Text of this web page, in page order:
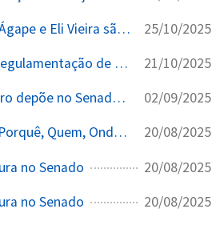
Jornalistas David Ágape e Eli Vieira são alvo de queixa-crime no STF por revelações da Vaza Toga 25/10/2025
TSE aprova nova regulamentação de conteúdo eleitoral nas redes sociais 21/10/2025
Eduardo Tagliaferro depõe no Senado sobre operações paralelas do gabinete de Moraes 02/09/2025
Lawfare - O Quê, Porquê, Quem, Onde, Quando 20/08/2025
no Senado 20/08/2025
no Senado 20/08/2025